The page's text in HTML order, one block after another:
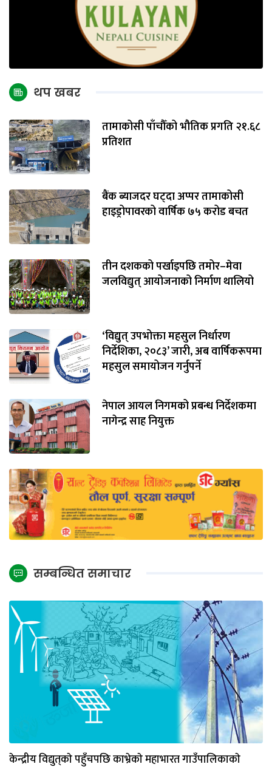
थप खबर
तामाकोसी पाँचौँको भौतिक प्रगति २१.६८
प्रतिशत
बैंक ब्याजदर घट्दा अप्पर तामाकोसी
हाइड्रोपावरको वार्षिक ७५ करोड बचत
तीन दशकको पर्खाइपछि तमोर–मेवा
जलविद्युत् आयोजनाको निर्माण थालियो
‘विद्युत् उपभोक्ता महसुल निर्धारण
निर्देशिका, २०८३’ जारी, अब वार्षिकरूपमा
महसुल समायोजन गर्नुपर्ने
नेपाल आयल निगमको प्रबन्ध निर्देशकमा
नागेन्द्र साह नियुक्त
सम्बन्धित समाचार
केन्द्रीय विद्युत्‌काे पहुँचपछि काभ्रेकाे महाभारत गाउँपालिकाकाे